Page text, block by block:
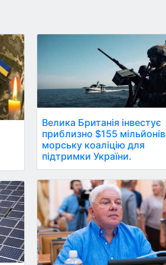
Велика Британія інвестує
приблизно $155
морську коаліцію для
підтримки України.